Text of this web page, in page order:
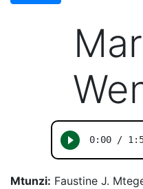
Mtunzi: Faustine J.